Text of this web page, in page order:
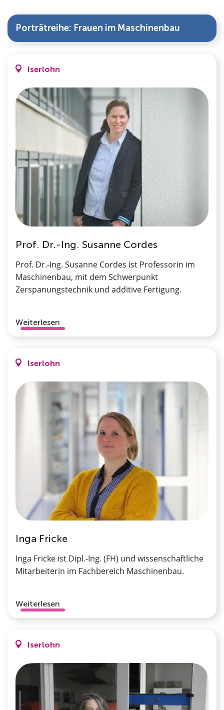
Standort Iserlohn
Porträtreihe: Frauen im Maschinenbau
Iserlohn
Prof. Dr.-Ing. Susanne Cordes
Prof. Dr.-Ing. Susanne Cordes ist Professorin im
Maschinenbau, mit dem Schwerpunkt
Zerspanungstechnik und additive Fertigung.
Weiterlesen
Iserlohn
Inga Fricke
Inga Fricke ist Dipl.-Ing. (FH) und wissenschaftliche
Mitarbeiterin im Fachbereich Maschinenbau.
Weiterlesen
Iserlohn